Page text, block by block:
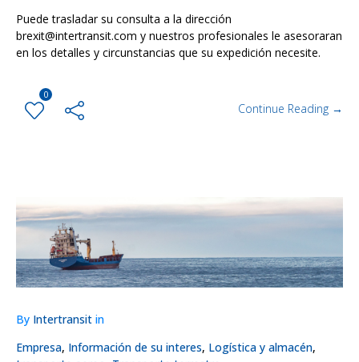
Puede trasladar su consulta a la dirección
brexit@intertransit.com y nuestros profesionales le asesoraran
en los detalles y circunstancias que su expedición necesite.
0
Continue Reading →
By Intertransit in
Empresa, Información de su interes, Logística y almacén,